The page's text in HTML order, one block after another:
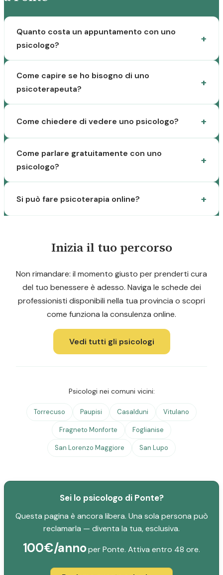
Quanto costa un appuntamento con uno
psicologo?
Come capire se ho bisogno di uno
psicoterapeuta?
Come chiedere di vedere uno psicologo?
Come parlare gratuitamente con uno
psicologo?
Si può fare psicoterapia online?
Inizia il tuo percorso
Non rimandare: il momento giusto per prenderti cura
del tuo benessere è adesso. Naviga le schede dei
professionisti disponibili nella tua provincia o scopri
come funziona la consulenza online.
Vedi tutti gli psicologi
Psicologi nei comuni vicini:
Torrecuso Paupisi Casalduni Vitulano
Fragneto Monforte Foglianise
San Lorenzo Maggiore San Lupo
Sei lo psicologo di Ponte?
Questa pagina è ancora libera. Una sola persona può
reclamarla — diventa la tua, esclusiva.
100€/annoper Ponte. Attiva entro 48 ore.